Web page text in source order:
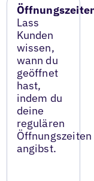
Lass
Kunden
wissen,
wann du
geöffnet
hast,
indem du
deine
regulären
Öffnungszeiten
angibst.